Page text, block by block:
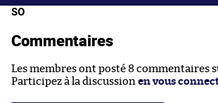
SO
Commentaires
Les membres ont posté 8 commentaires
Participez à la discussion en vous